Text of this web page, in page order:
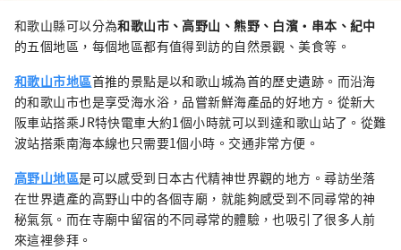
和歌山縣可以分為和歌山市、高野山、熊野、白濱・串本、紀中
的五個地區，每個地區都有值得到訪的自然景觀、美食等。
和歌山市地區首推的景點是以和歌山城為首的歷史遺跡。而沿海
的和歌山市也是享受海水浴，品嘗新鮮海產品的好地方。從新大
阪車站搭乘JR特快電車大約1個小時就可以到達和歌山站了。從難
波站搭乘南海本線也只需要1個小時。交通非常方便。
高野山地區是可以感受到日本古代精神世界觀的地方。尋訪坐落
在世界遺產的高野山中的各個寺廟，就能夠感受到不同尋常的神
秘氣氛。而在寺廟中留宿的不同尋常的體驗，也吸引了很多人前
來這裡參拜。